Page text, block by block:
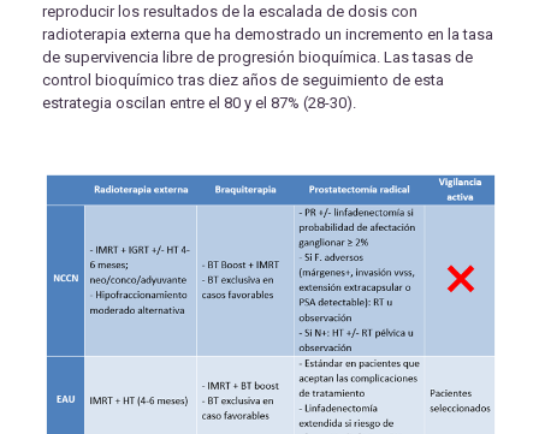
reproducir los resultados de la escalada de dosis con
radioterapia externa que ha demostrado un incremento en la tasa
de supervivencia libre de progresión bioquímica. Las tasas de
control bioquímico tras diez años de seguimiento de esta
estrategia oscilan entre el 80 y el 87% (28-30).